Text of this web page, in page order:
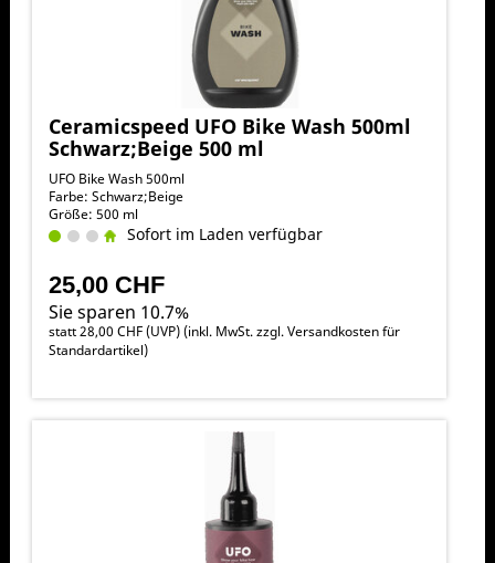
Ceramicspeed UFO Bike Wash 500ml
Schwarz;Beige 500 ml
UFO Bike Wash 500ml
Farbe: Schwarz;Beige
Größe: 500 ml
Sofort im Laden verfügbar
25,00 CHF
Sie sparen 10.7%
statt28,00 CHF(UVP) (inkl. MwSt. zzgl.Versandkosten für
Standardartikel)